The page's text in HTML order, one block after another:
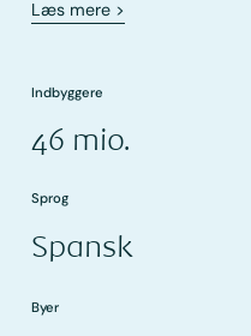
Læs mere >
Indbyggere
46 mio.
Sprog
Spansk
Byer